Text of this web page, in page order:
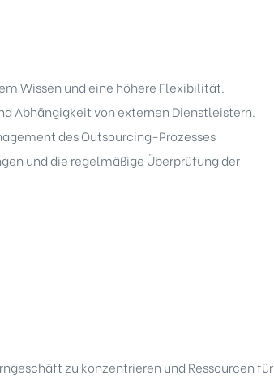
Wissen und eine höhere Flexibilität.
Abhängigkeit von externen Dienstleistern.
des Outsourcing-Prozesses
und die regelmäßige Überprüfung der
zu konzentrieren und Ressourcen für